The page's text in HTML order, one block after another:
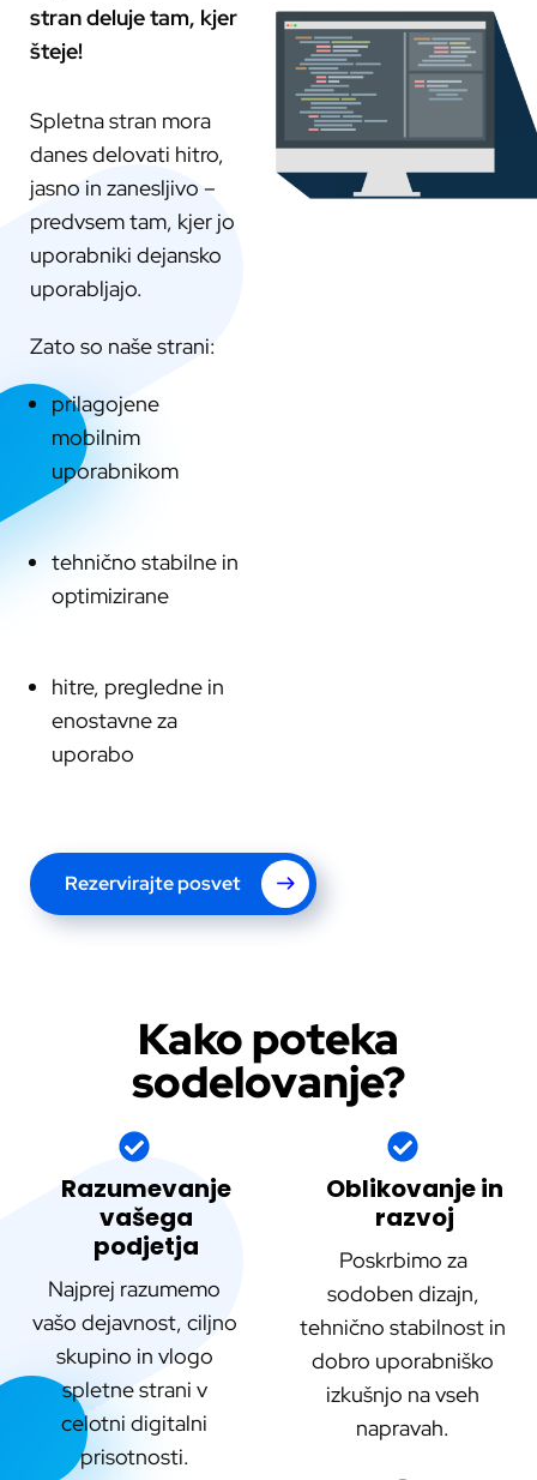
stran deluje tam, kjer
šteje!
Spletna stran mora
danes delovati hitro,
jasno in zanesljivo –
predvsem tam, kjer jo
uporabniki dejansko
uporabljajo.
Zato so naše strani:
prilagojene
mobilnim
uporabnikom
tehnično stabilne in
optimizirane
hitre, pregledne in
enostavne za
uporabo
Rezervirajte posvet
Kako poteka
sodelovanje?
Razumevanje
vašega
podjetja
Najprej razumemo
vašo dejavnost, ciljno
skupino in vlogo
spletne strani v
celotni digitalni
prisotnosti.
Oblikovanje in
razvoj
Poskrbimo za
sodoben dizajn,
tehnično stabilnost in
dobro uporabniško
izkušnjo na vseh
napravah.